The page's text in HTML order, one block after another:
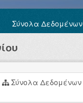
Σύνολα Δεδομένων
Σύνολα Δεδομένων